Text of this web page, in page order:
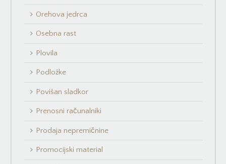
Orehova jedrca
Osebna rast
Plovila
Podložke
Povišan sladkor
Prenosni računalniki
Prodaja nepremičnine
Promocijski material